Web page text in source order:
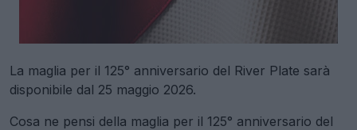
La maglia per il 125° anniversario del River Plate sarà
disponibile dal 25 maggio 2026.
Cosa ne pensi della maglia per il 125° anniversario del